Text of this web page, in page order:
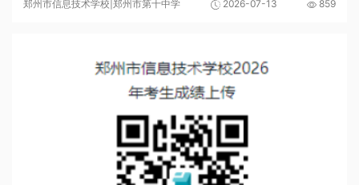
监督组全程监督，现将本次校服采购项目中标结...
郑州市信息技术学校|郑州市第十中学 2026-07-13 859